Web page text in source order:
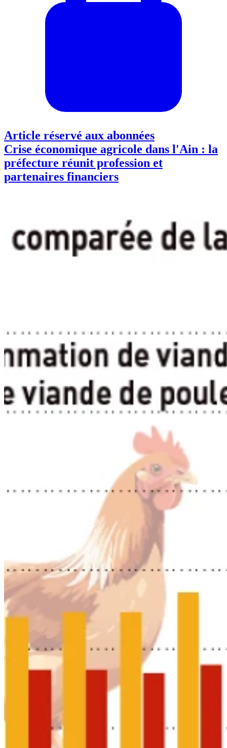
Article réservé aux abonnées
Crise économique agricole dans l'Ain : la
préfecture réunit profession et
partenaires financiers